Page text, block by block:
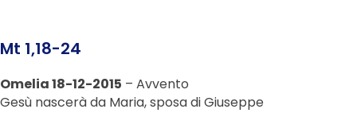
Mt 1,18-24
Omelia 18-12-2015 – Avvento
Gesù nascerà da Maria, sposa di Giuseppe